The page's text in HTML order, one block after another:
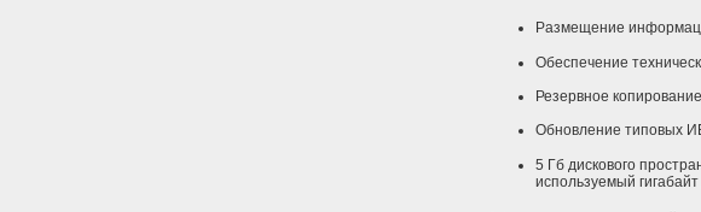
Размещение
Обеспечение
Резервное
Обновление типовых
5 Гб дискового
используемый